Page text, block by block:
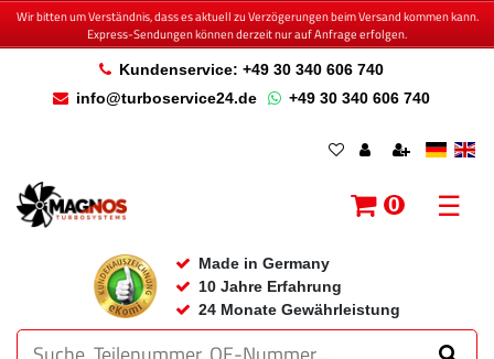
Wir bitten um Verständnis, dass es aktuell zu Verzögerungen beim Versand kommen kann.
Express-Sendungen können derzeit nur auf Anfrage erfolgen.
Kundenservice: +49 30 340 606 740
info@turboservice24.de
+49 30 340 606 740
Made in Germany
10 Jahre Erfahrung
24 Monate Gewährleistung
0 ☰